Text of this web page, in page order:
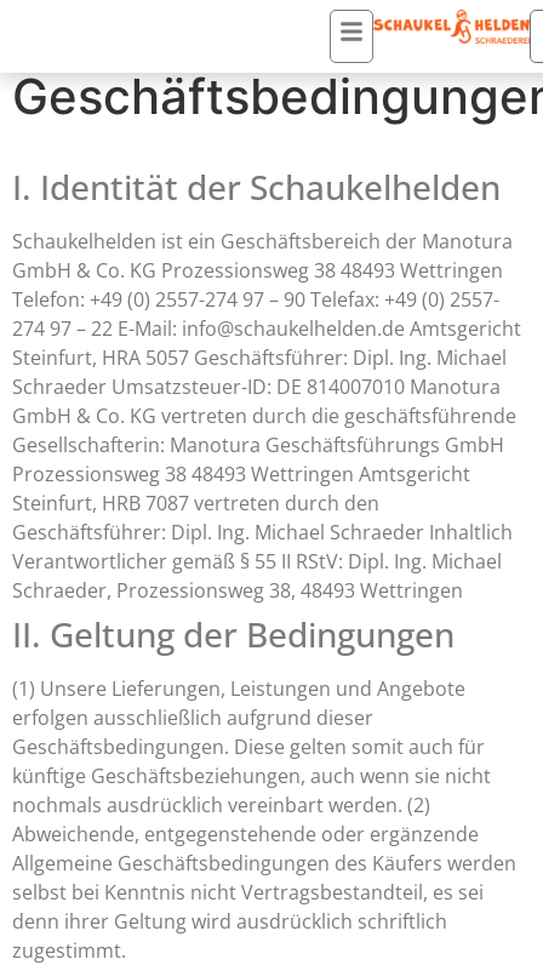
I. Identität der Schaukelhelden
Schaukelhelden ist ein Geschäftsbereich der Manotura
GmbH & Co. KG Prozessionsweg 38 48493 Wettringen
Telefon: +49 (0) 2557-274 97 – 90 Telefax: +49 (0) 2557-
274 97 – 22 E-Mail: info@schaukelhelden.de Amtsgericht
Steinfurt, HRA 5057 Geschäftsführer: Dipl. Ing. Michael
Schraeder Umsatzsteuer-ID: DE 814007010 Manotura
GmbH & Co. KG vertreten durch die geschäftsführende
Gesellschafterin: Manotura Geschäftsführungs GmbH
Prozessionsweg 38 48493 Wettringen Amtsgericht
Steinfurt, HRB 7087 vertreten durch den
Geschäftsführer: Dipl. Ing. Michael Schraeder Inhaltlich
Verantwortlicher gemäß § 55 II RStV: Dipl. Ing. Michael
Schraeder, Prozessionsweg 38, 48493 Wettringen
II. Geltung der Bedingungen
(1) Unsere Lieferungen, Leistungen und Angebote
erfolgen ausschließlich aufgrund dieser
Geschäftsbedingungen. Diese gelten somit auch für
künftige Geschäftsbeziehungen, auch wenn sie nicht
nochmals ausdrücklich vereinbart werden. (2)
Abweichende, entgegenstehende oder ergänzende
Allgemeine Geschäftsbedingungen des Käufers werden
selbst bei Kenntnis nicht Vertragsbestandteil, es sei
denn ihrer Geltung wird ausdrücklich schriftlich
zugestimmt.